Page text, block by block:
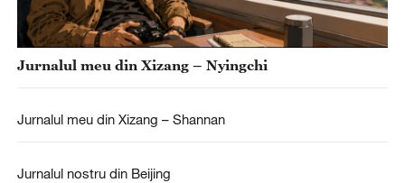
Jurnalul meu din Xizang – Nyingchi
Jurnalul meu din Xizang – Shannan
Jurnalul nostru din Beijing